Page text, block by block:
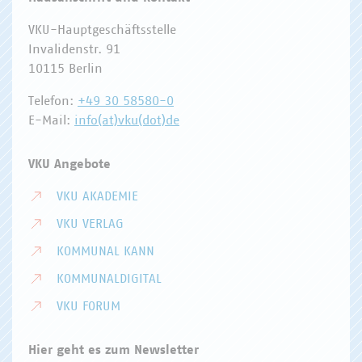
VKU-Hauptgeschäftsstelle
Invalidenstr. 91
10115 Berlin
Telefon: +49 30 58580-0
E-Mail: info(at)vku(dot)de
VKU Angebote
VKU AKADEMIE
VKU VERLAG
KOMMUNAL KANN
KOMMUNALDIGITAL
VKU FORUM
Hier geht es zum Newsletter